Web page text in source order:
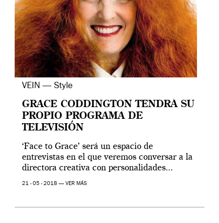
VEIN — Style
GRACE CODDINGTON TENDRÁ SU
PROPIO PROGRAMA DE
TELEVISIÓN
‘Face to Grace’ será un espacio de
entrevistas en el que veremos conversar a la
directora creativa con personalidades...
21 - 05 - 2018 — VER MÁS